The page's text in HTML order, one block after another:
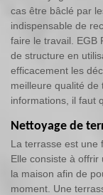
cas être bâclé par
indispensable de
faire le travail. EGB
de structure en
efficacement les
meilleure qualité de
informations, il faut
Nettoyage de
La terrasse est une
Elle consiste à
la maison afin de
moment. Une